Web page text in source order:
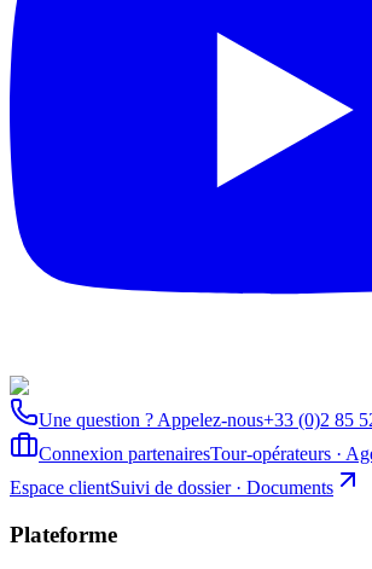
Une question ? Appelez-nous+33 (0)2 85
Connexion partenairesTour-opérateurs ·
Espace clientSuivi de dossier · Documents
Plateforme